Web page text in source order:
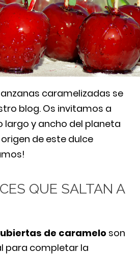
caramelizadas se
blog. Os invitamos a
largo y ancho del planeta
de este dulce
QUE SALTAN A
de caramelo son
para completar la